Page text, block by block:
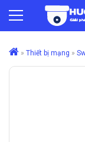
» Thiết bị mạng »